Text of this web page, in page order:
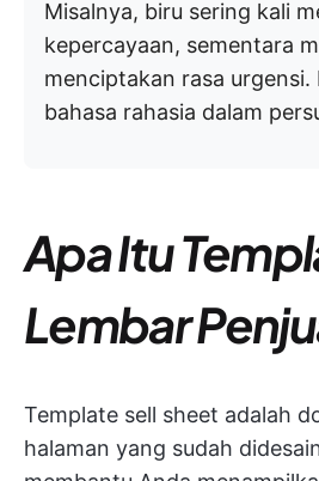
Misalnya, biru sering kali
kepercayaan, sementara
menciptakan rasa urgensi.
bahasa rahasia dalam
Apa Itu
Lembar
Template sell sheet adalah
halaman yang sudah